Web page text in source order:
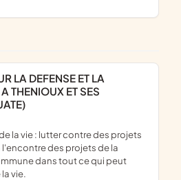
THENIOUX ET SES
des projets de la
dans tout ce qui peut
vie.